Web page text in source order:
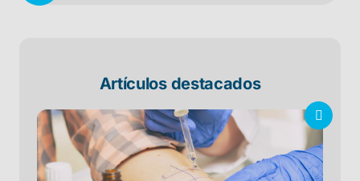
Artículos destacados